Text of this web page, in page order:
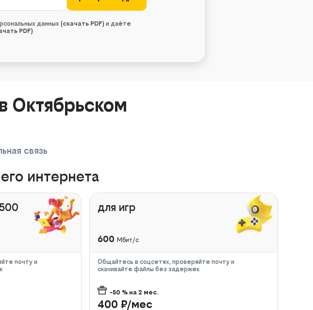
данных (скачать PDF) и даёте
PDF)
Октябрьском
связь
интернета
почту и
для игр
600 Мбит/с
Общайтесь в соцсетях, проверяйте почту и
скачивайте файлы без задержек
-50 % на 2 мес.
400 ₽/мес